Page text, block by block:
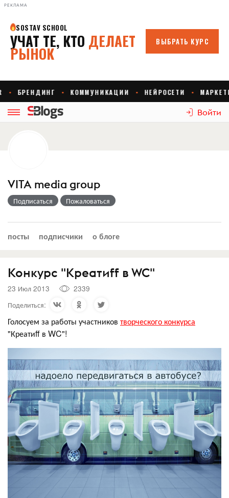
РЕКЛАМА
Войти
VITA media group
Подписаться Пожаловаться
посты подписчики о блоге
Конкурс "Креатиff в WC"
23 Июл 2013
2339
Поделиться:
Голосуем за работы участников творческого конкурса
"Креатиff в WC"!